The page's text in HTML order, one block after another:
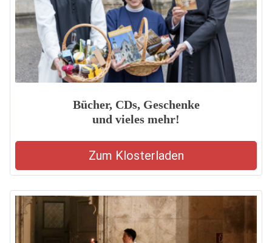
Bücher, CDs, Geschenke
und vieles mehr!
Zum Klosterladen